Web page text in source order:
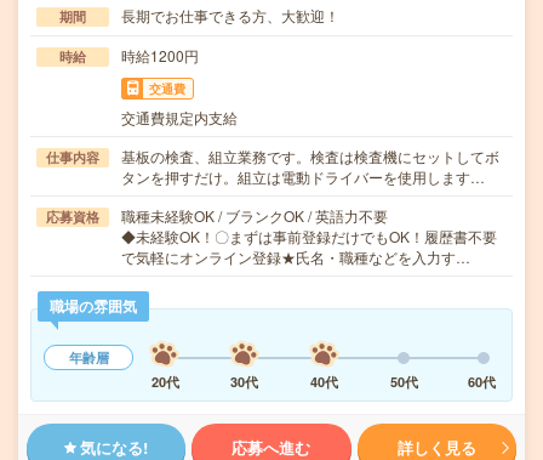
期間 長期でお仕事できる方、大歓迎！
時給 時給1200円
交通費
交通費規定内支給
仕事内容
基板の検査、組立業務です。検査は検査機にセットしてボ
タンを押すだけ。組立は電動ドライバーを使用します…
応募資格
職種未経験OK / ブランクOK / 英語力不要
◆未経験OK！〇まずは事前登録だけでもOK！履歴書不要
で気軽にオンライン登録★氏名・職種などを入力す…
職場の雰囲気
年齢層
20代
30代 40代 50代 60代
気になる! 応募へ進む 詳しく見る